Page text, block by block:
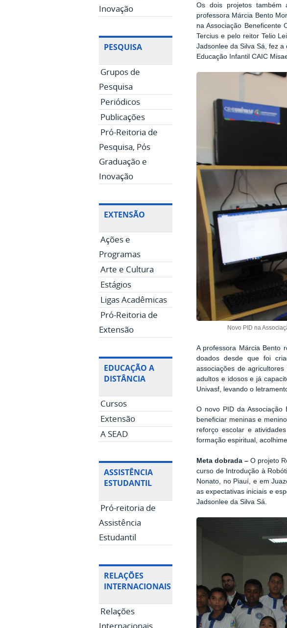
Inovação
PESQUISA
Grupos de
Pesquisa
Periódicos
Publicações
Pró-Reitoria de
Pesquisa, Pós
Graduação e
Inovação
EXTENSÃO
Ações e
Programas
Arte e Cultura
Estágios
Ligas Acadêmicas
Pró-Reitoria de
Extensão
EDUCAÇÃO A
DISTÂNCIA
Cursos
Extensão
A SEAD
ASSISTÊNCIA
ESTUDANTIL
Pró-reitoria de
Assistência
Estudantil
RELAÇÕES
INTERNACIONAIS
Relações
Internacionais
Os dois projetos também
professora Márcia Bento
na Associação Beneficente
Tercius e pelo reitor Telio
Jadsonlee da Silva Sá, fez
Educação Infantil CAIC
Novo PID na
A professora Márcia Bento
doados desde que foi
associações de
adultos e idosos e já
Univasf, levando o
O novo PID da Associação
beneficiar meninas e
reforço escolar e
formação espiritual,
Meta dobrada – O projeto
curso de Introdução à
Nonato, no Piauí, e em
as expectativas iniciais e
Jadsonlee da Silva Sá.